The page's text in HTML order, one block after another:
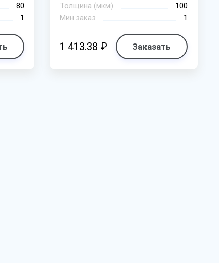
80
1
Толщина (мкм)
100
Мин.заказ
1
1 413.38 ₽ Заказать